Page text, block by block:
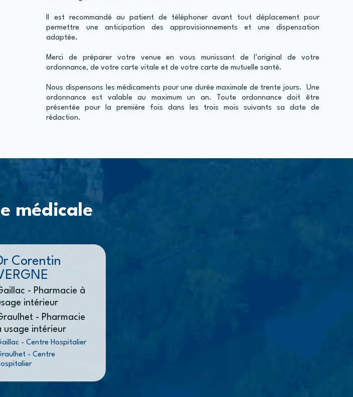
Il est recommandé au patient de téléphoner avant tout déplacement pour
permettre une anticipation des approvisionnements et une dispensation
adaptée.
Merci de préparer votre venue en vous munissant de l’original de votre
ordonnance, de votre carte vitale et de votre carte de mutuelle santé.
Nous dispensons les médicaments pour une durée maximale de trente jours. Une
ordonnance est valable au maximum un an. Toute ordonnance doit être
présentée pour la première fois dans les trois mois suivants sa date de
rédaction.
médicale
Corentin
- Pharmacie à
intérieur
- Pharmacie
usage intérieur
- Centre Hospitalier
- Centre